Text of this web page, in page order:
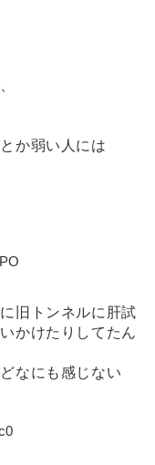
か弱い人には
旧トンネルに肝試
かけたりしてたん
なにも感じない